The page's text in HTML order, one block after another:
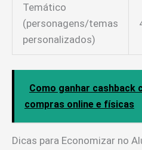
Temático
(personagens/temas
personalizados)
Como ganhar cashback
compras online e físicas
Dicas para Economizar no